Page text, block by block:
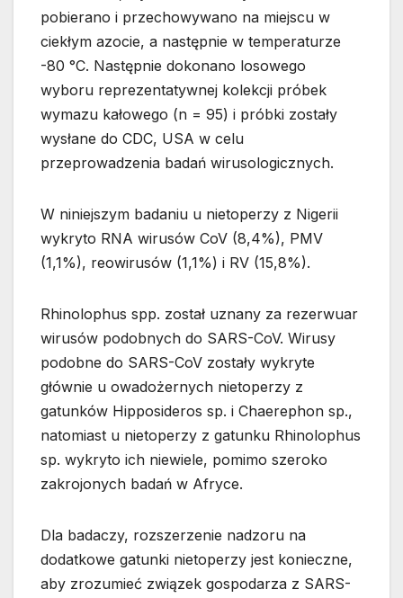
pobierano i przechowywano na miejscu w
ciekłym azocie, a następnie w temperaturze
-80 °C. Następnie dokonano losowego
wyboru reprezentatywnej kolekcji próbek
wymazu kałowego (n = 95) i próbki zostały
wysłane do CDC, USA w celu
przeprowadzenia badań wirusologicznych.
W niniejszym badaniu u nietoperzy z Nigerii
wykryto RNA wirusów CoV (8,4%), PMV
(1,1%), reowirusów (1,1%) i RV (15,8%).
Rhinolophus spp. został uznany za rezerwuar
wirusów podobnych do SARS-CoV. Wirusy
podobne do SARS-CoV zostały wykryte
głównie u owadożernych nietoperzy z
gatunków Hipposideros sp. i Chaerephon sp.,
natomiast u nietoperzy z gatunku Rhinolophus
sp. wykryto ich niewiele, pomimo szeroko
zakrojonych badań w Afryce.
Dla badaczy, rozszerzenie nadzoru na
dodatkowe gatunki nietoperzy jest konieczne,
aby zrozumieć związek gospodarza z SARS-